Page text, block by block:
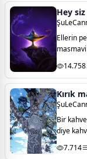
Hey siz
Ellerin pera... bugün de sımsıcak,
14.758
Kırık
Bir
diye
yüzyıllardır
7.714